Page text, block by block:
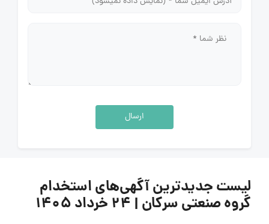
ارسال
لیست جدیدترین آگهی‌های استخدام
گروه صنعتی سرکان | ۲۴ خرداد ۱۴۰۵